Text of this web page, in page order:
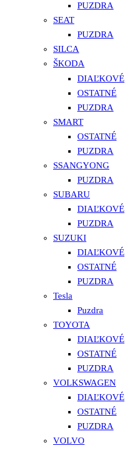
PUZDRA
SEAT
PUZDRA
SILCA
ŠKODA
DIAĽKOVÉ
OSTATNÉ
PUZDRA
SMART
OSTATNÉ
PUZDRA
SSANGYONG
PUZDRA
SUBARU
DIAĽKOVÉ
PUZDRA
SUZUKI
DIAĽKOVÉ
OSTATNÉ
PUZDRA
Tesla
Puzdra
TOYOTA
DIAĽKOVÉ
OSTATNÉ
PUZDRA
VOLKSWAGEN
DIAĽKOVÉ
OSTATNÉ
PUZDRA
VOLVO